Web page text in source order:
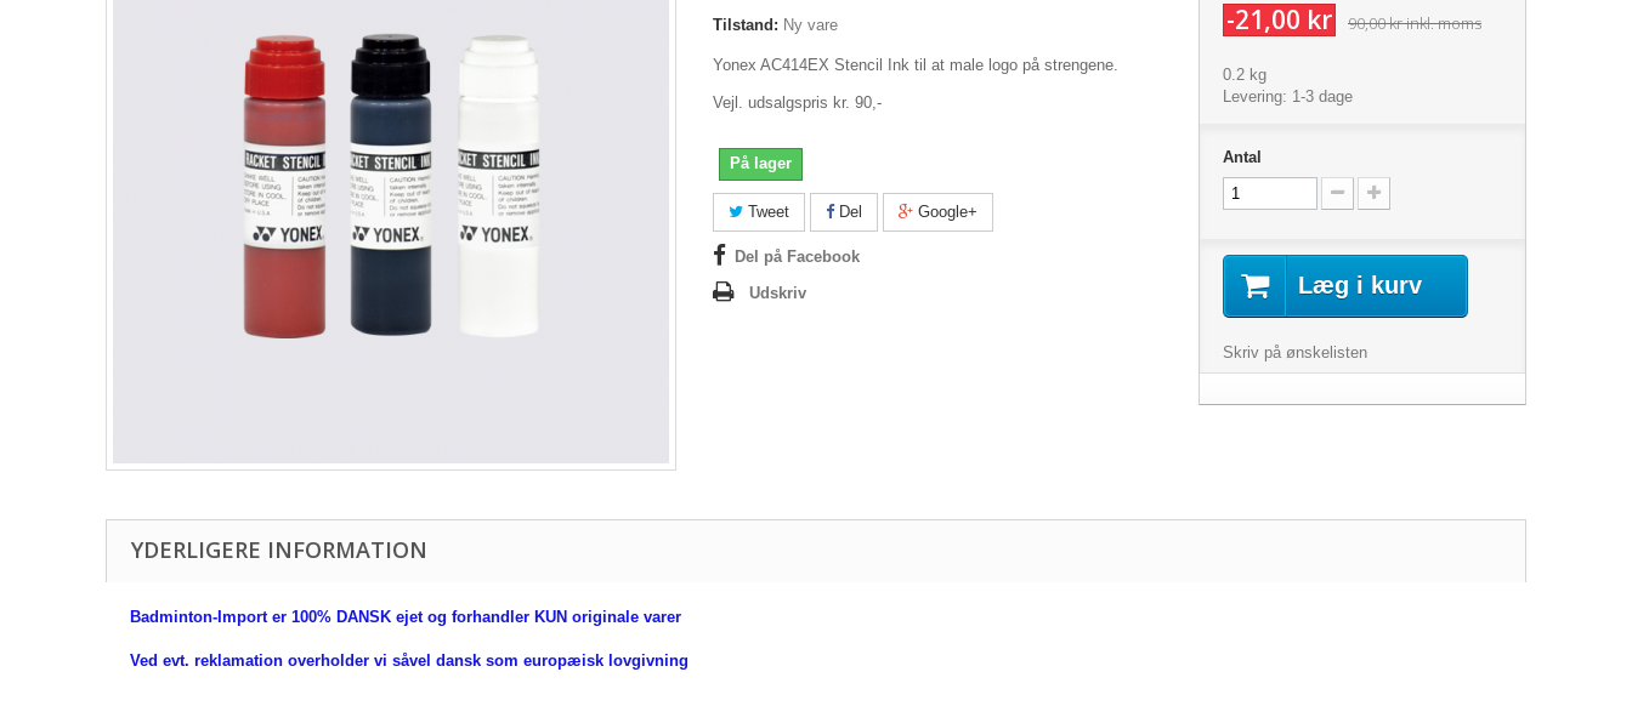
Tilstand: Ny vare
Yonex AC414EX Stencil Ink til at male logo på strengene.
Vejl. udsalgspris kr. 90,-
På lager
Tweet Del Google+
Del på Facebook
Udskriv
-21,00 kr 90,00 krinkl. moms
0.2 kg
Levering: 1-3 dage
Antal
Læg i kurv
Skriv på ønskelisten
YDERLIGERE INFORMATION
Badminton-Import er 100% DANSK ejet og forhandler KUN originale varer
Ved evt. reklamation overholder vi såvel dansk som europæisk lovgivning